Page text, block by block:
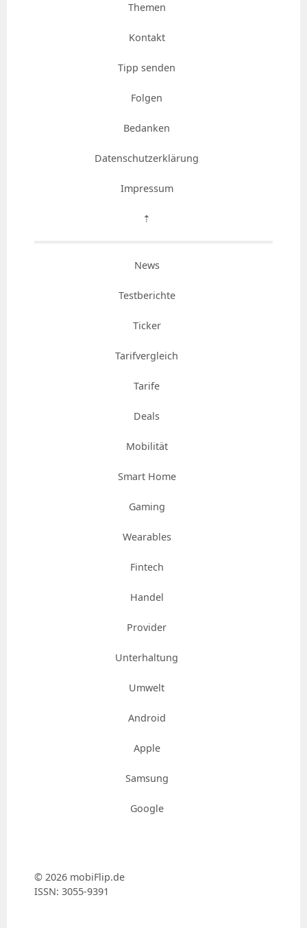
Themen
Kontakt
Tipp senden
Folgen
Bedanken
Datenschutzerklärung
Impressum
⇡
News
Testberichte
Ticker
Tarifvergleich
Tarife
Deals
Mobilität
Smart Home
Gaming
Wearables
Fintech
Handel
Provider
Unterhaltung
Umwelt
Android
Apple
Samsung
Google
© 2026 mobiFlip.de
ISSN: 3055-9391